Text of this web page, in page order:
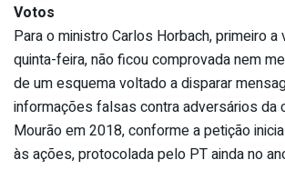
Votos
Para o ministro Carlos Horbach, primeiro a
quinta-feira, não ficou comprovada nem
de um esquema voltado a disparar
informações falsas contra adversários da
Mourão em 2018, conforme a petição
às ações, protocolada pelo PT ainda no